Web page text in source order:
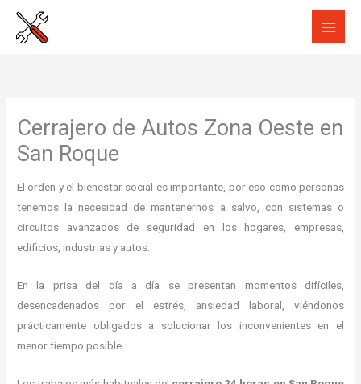
Cerrajero de Autos Zona Oeste en
San Roque
El orden y el bienestar social es importante, por eso como personas
tenemos la necesidad de mantenernos a salvo, con sistemas o
circuitos avanzados de seguridad en los hogares, empresas,
edificios, industrias y autos.
En la prisa del día a día se presentan momentos difíciles,
desencadenados por el estrés, ansiedad laboral, viéndonos
prácticamente obligados a solucionar los inconvenientes en el
menor tiempo posible.